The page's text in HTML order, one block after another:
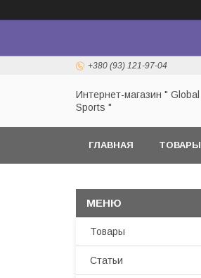
+380 (93) 121-97-04
Интернет-магазин " Global
Sports "
ГЛАВНАЯ ТОВАРЫ
Товары
Статьи